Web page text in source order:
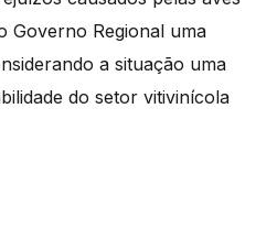
Governo Regional uma
a situação uma
do setor vitivinícola